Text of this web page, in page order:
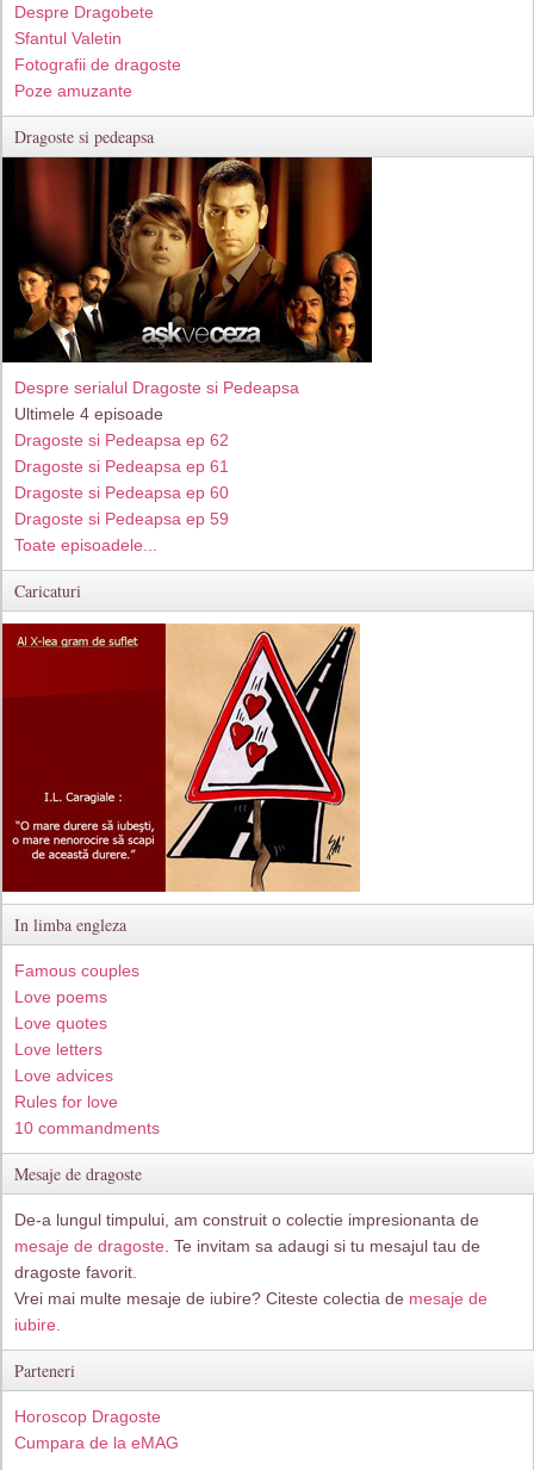
Despre Dragobete
Sfantul Valetin
Fotografii de dragoste
Poze amuzante
Dragoste si pedeapsa
Despre serialul Dragoste si Pedeapsa
Ultimele 4 episoade
Dragoste si Pedeapsa ep 62
Dragoste si Pedeapsa ep 61
Dragoste si Pedeapsa ep 60
Dragoste si Pedeapsa ep 59
Toate episoadele...
Caricaturi
In limba engleza
Famous couples
Love poems
Love quotes
Love letters
Love advices
Rules for love
10 commandments
Mesaje de dragoste
De-a lungul timpului, am construit o colectie impresionanta de
mesaje de dragoste . Te invitam sa adaugi si tu mesajul tau de
dragoste favorit.
Vrei mai multe mesaje de iubire? Citeste colectia de mesaje de
iubire.
Parteneri
Horoscop Dragoste
Cumpara de la eMAG